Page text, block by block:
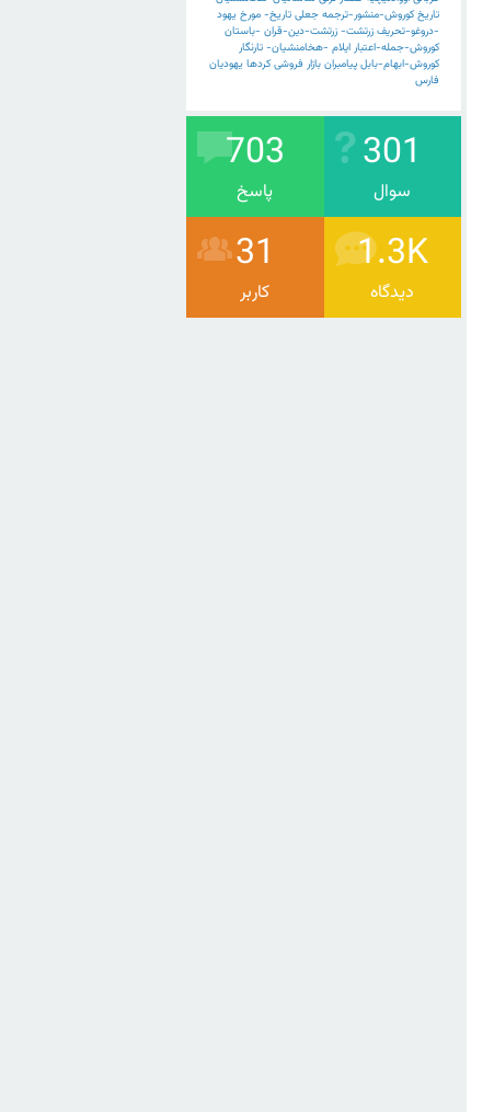
تاریخ کوروش-منشور-ترجمه جعلی تاریخ- مورخ یهود
-دروغو-تحریف زرتشت- زرتشت-دین-قران -باستان
کوروش-جمله-اعتبار ایلام -هخامنشیان- تارنگار
کوروش-ابهام-بابل پیامبران بازار فروشی کردها یهودیان
فارس
301
سوال
703
پاسخ
1.3K
دیدگاه
31
کاربر